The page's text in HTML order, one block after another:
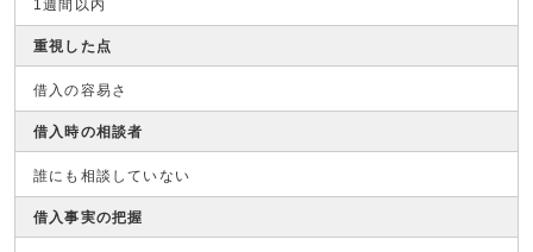
1週間以内
重視した点
借入の容易さ
借入時の相談者
誰にも相談していない
借入事実の把握